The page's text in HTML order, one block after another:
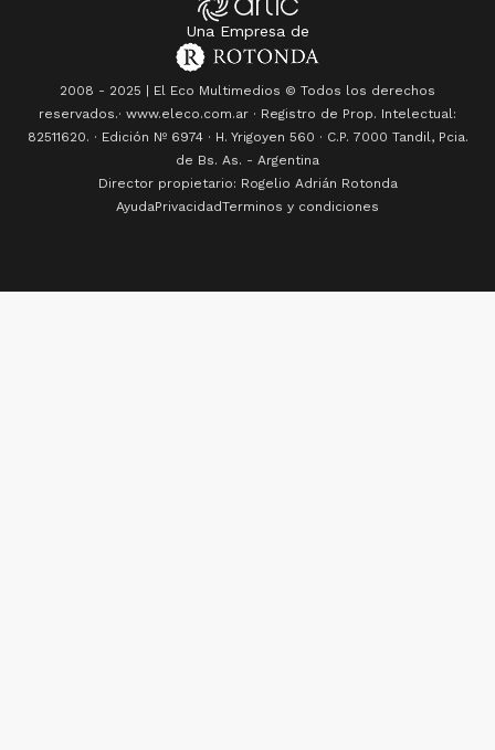
Una Empresa de
2008 - 2025 | El Eco Multimedios © Todos los derechos
reservados.· www.eleco.com.ar · Registro de Prop. Intelectual:
82511620. · Edición Nº 6974· H. Yrigoyen 560 · C.P. 7000 Tandil, Pcia.
de Bs. As. - Argentina
Director propietario: Rogelio Adrián Rotonda
AyudaPrivacidadTerminos y condiciones